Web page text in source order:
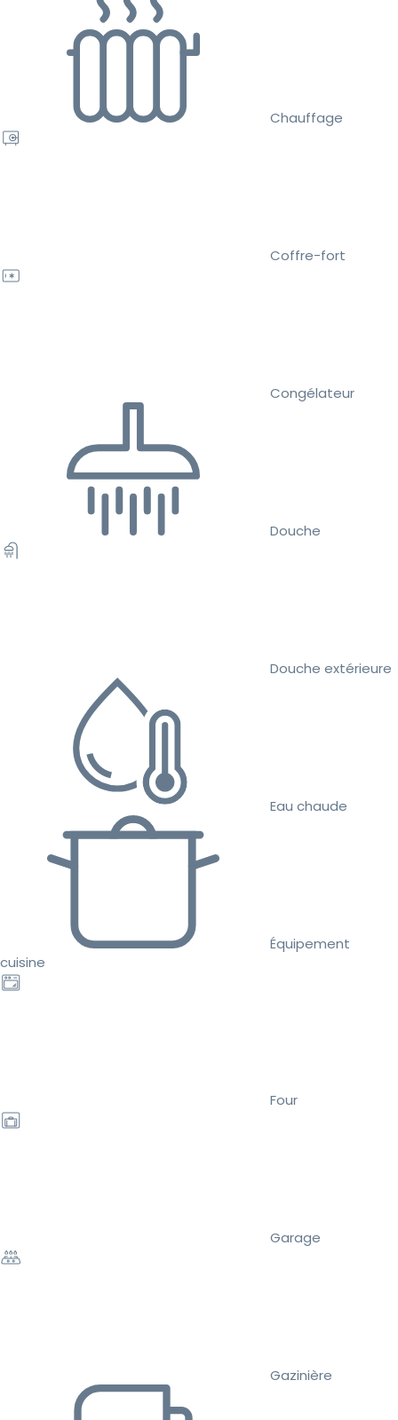
Chauffage
Coffre-fort
Congélateur
Douche
Douche extérieure
Eau chaude
Équipement
cuisine
Four
Garage
Gazinière